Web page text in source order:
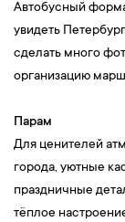
Автобусный
увидеть
сделать много
организацию
Парам
Для ценителей
города, уютные
праздничные
тёплое